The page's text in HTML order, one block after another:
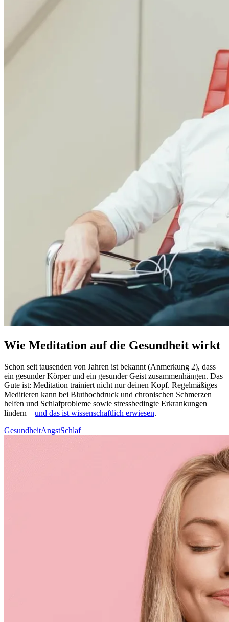
Wie Meditation auf die Gesundheit wirkt
Schon seit tau­sen­den von Jahren ist bekannt (Anmerkung 2), dass
ein gesun­der Körper und ein gesun­der Geist zusam­men­hän­gen. Das
Gute ist: Medi­ta­tion trai­niert nicht nur deinen Kopf. Regel­mä­ßi­ges
Medi­tie­ren kann bei Blut­hoch­druck und chronischen Schmerzen
helfen und Schlaf­pro­ble­me sowie stress­be­ding­te Erkran­kun­gen
lindern – und das ist wissenschaftlich erwiesen.
GesundheitAngstSchlaf